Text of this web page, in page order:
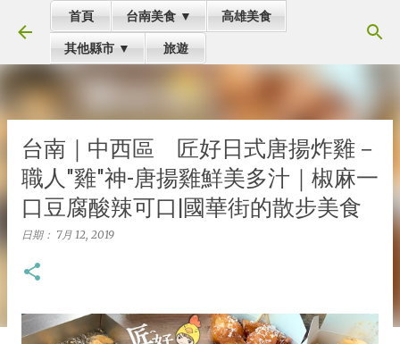
跳到主要內容
首頁 台南美食 ▼ 高雄美食
其他縣市 ▼ 旅遊
台南｜中西區 匠好日式唐揚炸雞－
職人"雞"神-唐揚雞鮮美多汁｜椒麻一
口豆腐酸辣可口|國華街的散步美食
日期： 7月 12, 2019